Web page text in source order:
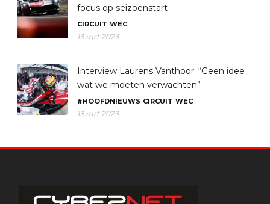
focus op seizoenstart
CIRCUIT WEC
13 mrt 2023
Interview Laurens Vanthoor: “Geen idee
wat we moeten verwachten”
#HOOFDNIEUWS CIRCUIT WEC
13 mrt 2023